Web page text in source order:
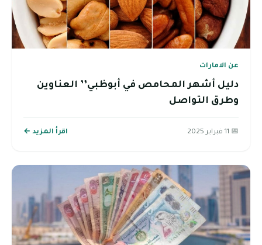
عن الامارات
دليل أشهر المحامص في أبوظبي’’ العناوين
وطرق التواصل
📅 11 فبراير 2025 اقرأ المزيد ←